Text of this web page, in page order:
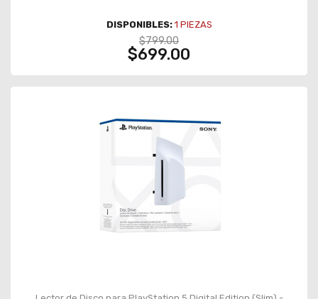
DISPONIBLES: 1 PIEZAS
$799.00
$699.00